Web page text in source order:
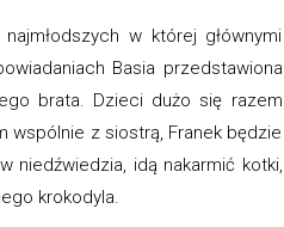
w której głównymi
Basia przedstawiona
brata. Dzieci dużo się razem
wspólnie z siostrą, Franek będzie
niedźwiedzia, idą nakarmić kotki,
krokodyla.